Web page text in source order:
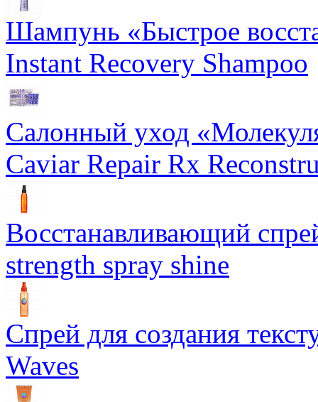
Шампунь «Быстрое
Instant Recovery Shampoo
Салонный уход
Caviar Repair Rx
Восстанавливающий
strength spray shine
Спрей для создания
Waves